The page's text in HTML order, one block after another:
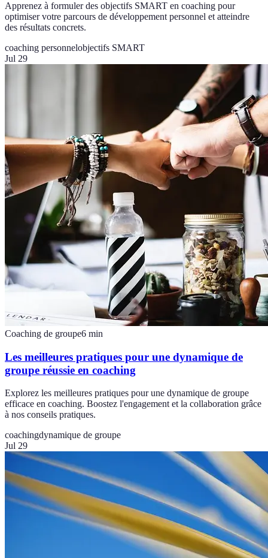
Apprenez à formuler des objectifs SMART en coaching pour
optimiser votre parcours de développement personnel et atteindre
des résultats concrets.
coaching personnelobjectifs SMART
Jul 29
Coaching de groupe6 min
Les meilleures pratiques pour une dynamique de
groupe réussie en coaching
Explorez les meilleures pratiques pour une dynamique de groupe
efficace en coaching. Boostez l'engagement et la collaboration grâce
à nos conseils pratiques.
coachingdynamique de groupe
Jul 29